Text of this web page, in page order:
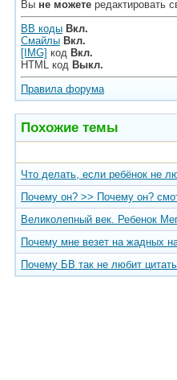
Вы не можете редактировать
BB коды Вкл.
Смайлы Вкл.
[IMG] код Вкл.
HTML код Выкл.
Правила форума
Похожие темы
Что делать, если ребёнок не
Почему он? >> Почему он?
Великолепный век. Ребенок
Почему мне везет на жадных
Почему БВ так не любит